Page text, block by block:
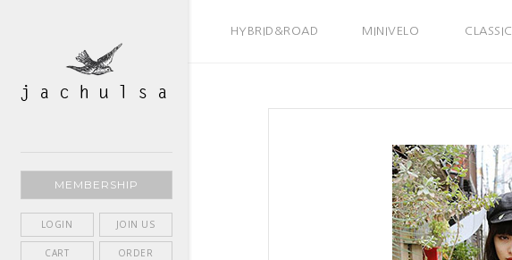
HYBRID&ROAD MINIVELO CLASSIC
MEMBERSHIP
LOGIN JOIN US
CART ORDER